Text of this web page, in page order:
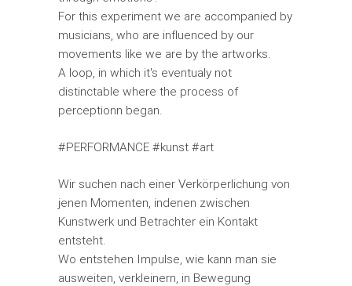
For this experiment we are accompanied by
musicians, who are influenced by our
movements like we are by the artworks.
A loop, in which it's eventualy not
distinctable where the process of
perceptionn began.
#PERFORMANCE #kunst #art
Wir suchen nach einer Verkörperlichung von
jenen Momenten, indenen zwischen
Kunstwerk und Betrachter ein Kontakt
entsteht.
Wo entstehen Impulse, wie kann man sie
ausweiten, verkleinern, in Bewegung